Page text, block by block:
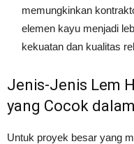
memungkinkan
elemen kayu menjadi
kekuatan dan kualitas
Jenis-Jenis Lem
yang Cocok
Untuk proyek besar yang